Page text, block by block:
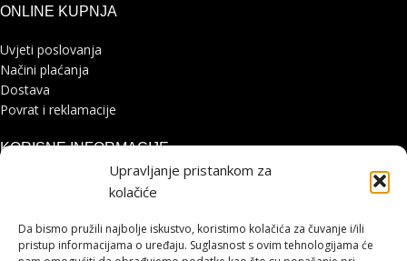
Upravljanje pristankom za
kolačiće
Da bismo pružili najbolje iskustvo, koristimo kolačića za čuvanje i/ili
pristup informacijama o uređaju. Suglasnost s ovim tehnologijama će
ONLINE KUPNJA
Uvjeti poslovanja
Načini plaćanja
Dostava
Povrat i reklamacije
KORISNE INFORMACIJE
Zaštita osobnih podataka
Pohvale i prigovori
Platforma za online rješavanje sporova